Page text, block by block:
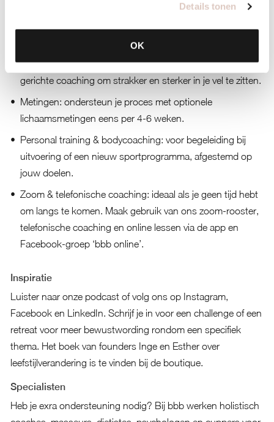
Details tonen
OK
Foodcoaching: juiste voeding helpt je bij shapen en
voedingspatroon met een coach af op jouw doelen.
Leefstijlcoaching: combineer gezonde gewoontes met
gerichte coaching om strakker en sterker in je vel te zitten.
Metingen: ondersteun je proces met optionele
lichaamsmetingen eens per 4-6 weken.
Personal training & bodycoaching: voor begeleiding bij
uitvoering of een nieuw sportprogramma, afgestemd op
jouw doelen.
Zoom & telefonische coaching: ideaal als je geen tijd hebt
om langs te komen. Maak gebruik van ons zoom-rooster,
telefonische coaching en online lessen via de app en
Facebook-groep ‘bbb online’.
Inspiratie
Luister naar onze podcast of volg ons op Instagram,
Facebook en LinkedIn. Schrijf je in voor een challenge of een
retreat voor meer bewustwording rondom een specifiek
thema. Het boek van founders Inge en Esther over
leefstijlverandering is te vinden bij de boutique.
Specialisten
Heb je exra ondersteuning nodig? Bij bbb werken holistisch